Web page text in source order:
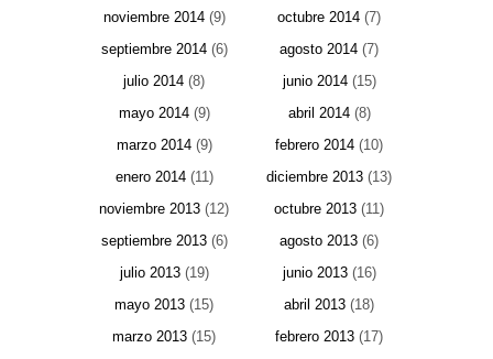
noviembre 2014(9) octubre 2014 (7)
septiembre 2014(6) agosto 2014 (7)
julio 2014 (8) junio 2014(15)
mayo 2014(9) abril 2014(8)
marzo 2014(9) febrero 2014 (10)
enero 2014(11) diciembre 2013 (13)
noviembre 2013 (12) octubre 2013 (11)
septiembre 2013(6) agosto 2013 (6)
julio 2013(19) junio 2013(16)
mayo 2013 (15) abril 2013 (18)
marzo 2013 (15) febrero 2013 (17)